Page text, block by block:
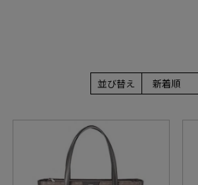
並び替え 新着順